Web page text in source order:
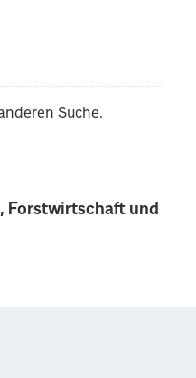
Forstwirtschaft und
Suche.